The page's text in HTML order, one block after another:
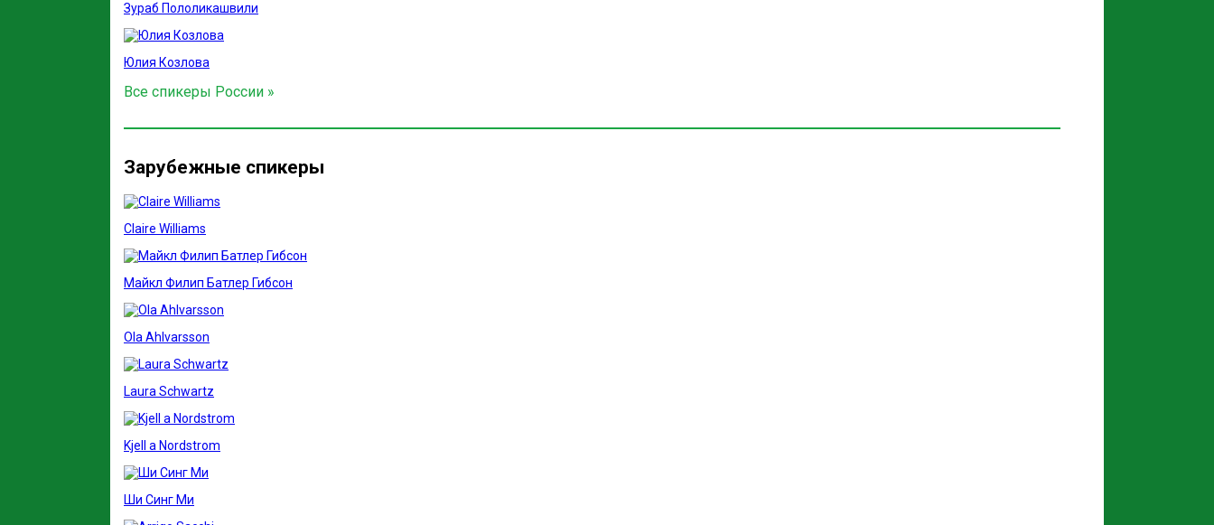
Зураб Пололикашвили
Юлия Козлова
Все спикеры России »
Зарубежные спикеры
Claire Williams
Майкл Филип Батлер Гибсон
Ola Ahlvarsson
Laura Schwartz
Kjell a Nordstrom
Ши Синг Ми